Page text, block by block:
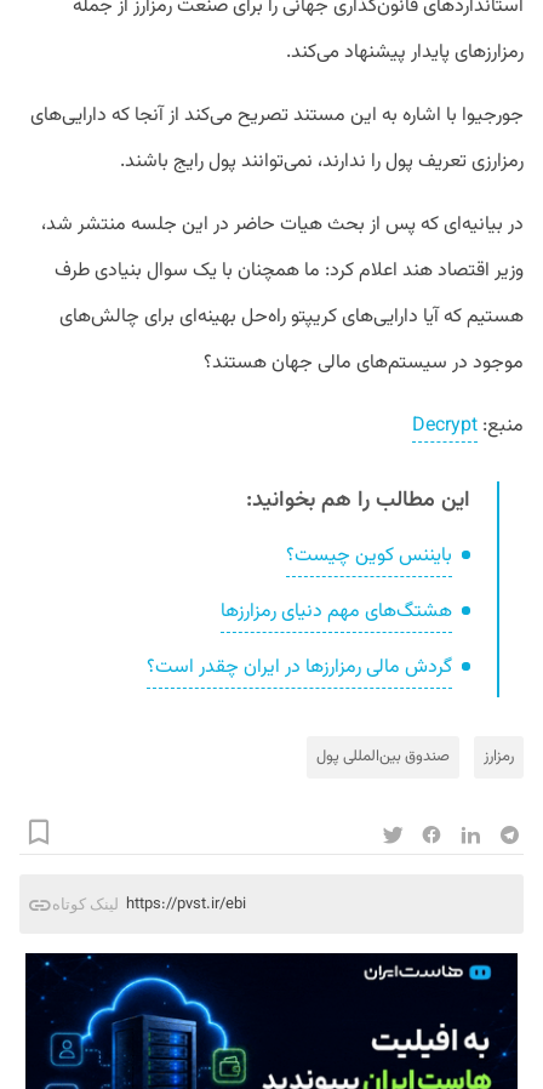
استاندارد‌های قانون‌گذاری جهانی را برای صنعت‌ رمزارز از جمله
رمزارزهای پایدار پیشنهاد می‌کند.
جورجیوا با اشاره به این مستند تصریح می‌کند از آنجا که دارایی‌های
رمزارزی تعریف پول را ندارند، نمی‌توانند پول رایج باشند.
در بیانیه‌ای که پس از بحث هیات حاضر در این جلسه منتشر شد،
وزیر اقتصاد هند اعلام کرد: ما همچنان با یک سوال بنیادی طرف
هستیم که آیا دارایی‌های کریپتو راه‌حل بهینه‌ای برای چالش‌های
موجود در سیستم‌های مالی جهان هستند؟
منبع: Decrypt
این مطالب را هم بخوانید:
بایننس کوین چیست؟
هشتگ‌های مهم دنیای رمزارزها
گردش مالی رمزارزها در ایران چقدر است؟
رمزارز صندوق بین‌المللی پول
لینک کوتاه https://pvst.ir/ebi